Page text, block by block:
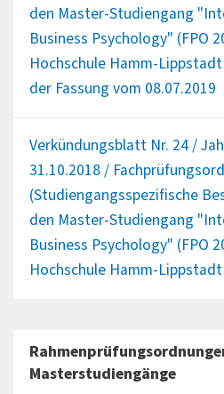
den Master-Studiengang
Business Psychology" (FPO
Hochschule Hamm-
der Fassung vom 08.07.2019
Verkündungsblatt Nr. 24 /
31.10.2018 /
(Studiengangsspezifische
den Master-Studiengang
Business Psychology" (FPO
Hochschule Hamm-
Masterstudiengänge